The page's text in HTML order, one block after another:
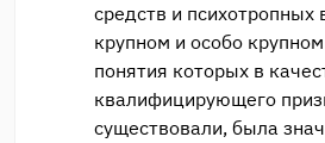
средств и психотропных
крупном и особо
понятия которых в
квалифицирующего
существовали, была